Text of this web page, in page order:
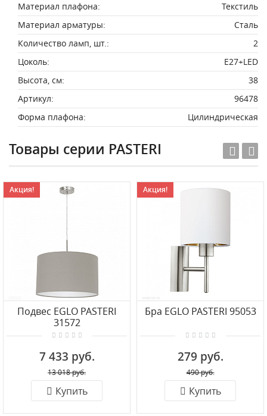
Материал плафона:
Текстиль
Материал арматуры:
Сталь
Количество ламп, шт.:
2
Цоколь:
E27+LED
Высота, см:
38
Артикул:
96478
Форма плафона:
Цилиндрическая
Товары серии PASTERI
Акция!
Подвес EGLO PASTERI
31572
7 433 руб.
13 018 руб.
Купить
Акция!
Бра EGLO PASTERI 95053
279 руб.
490 руб.
Купить